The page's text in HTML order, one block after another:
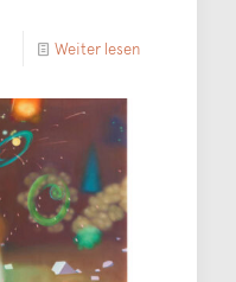
Weiter lesen